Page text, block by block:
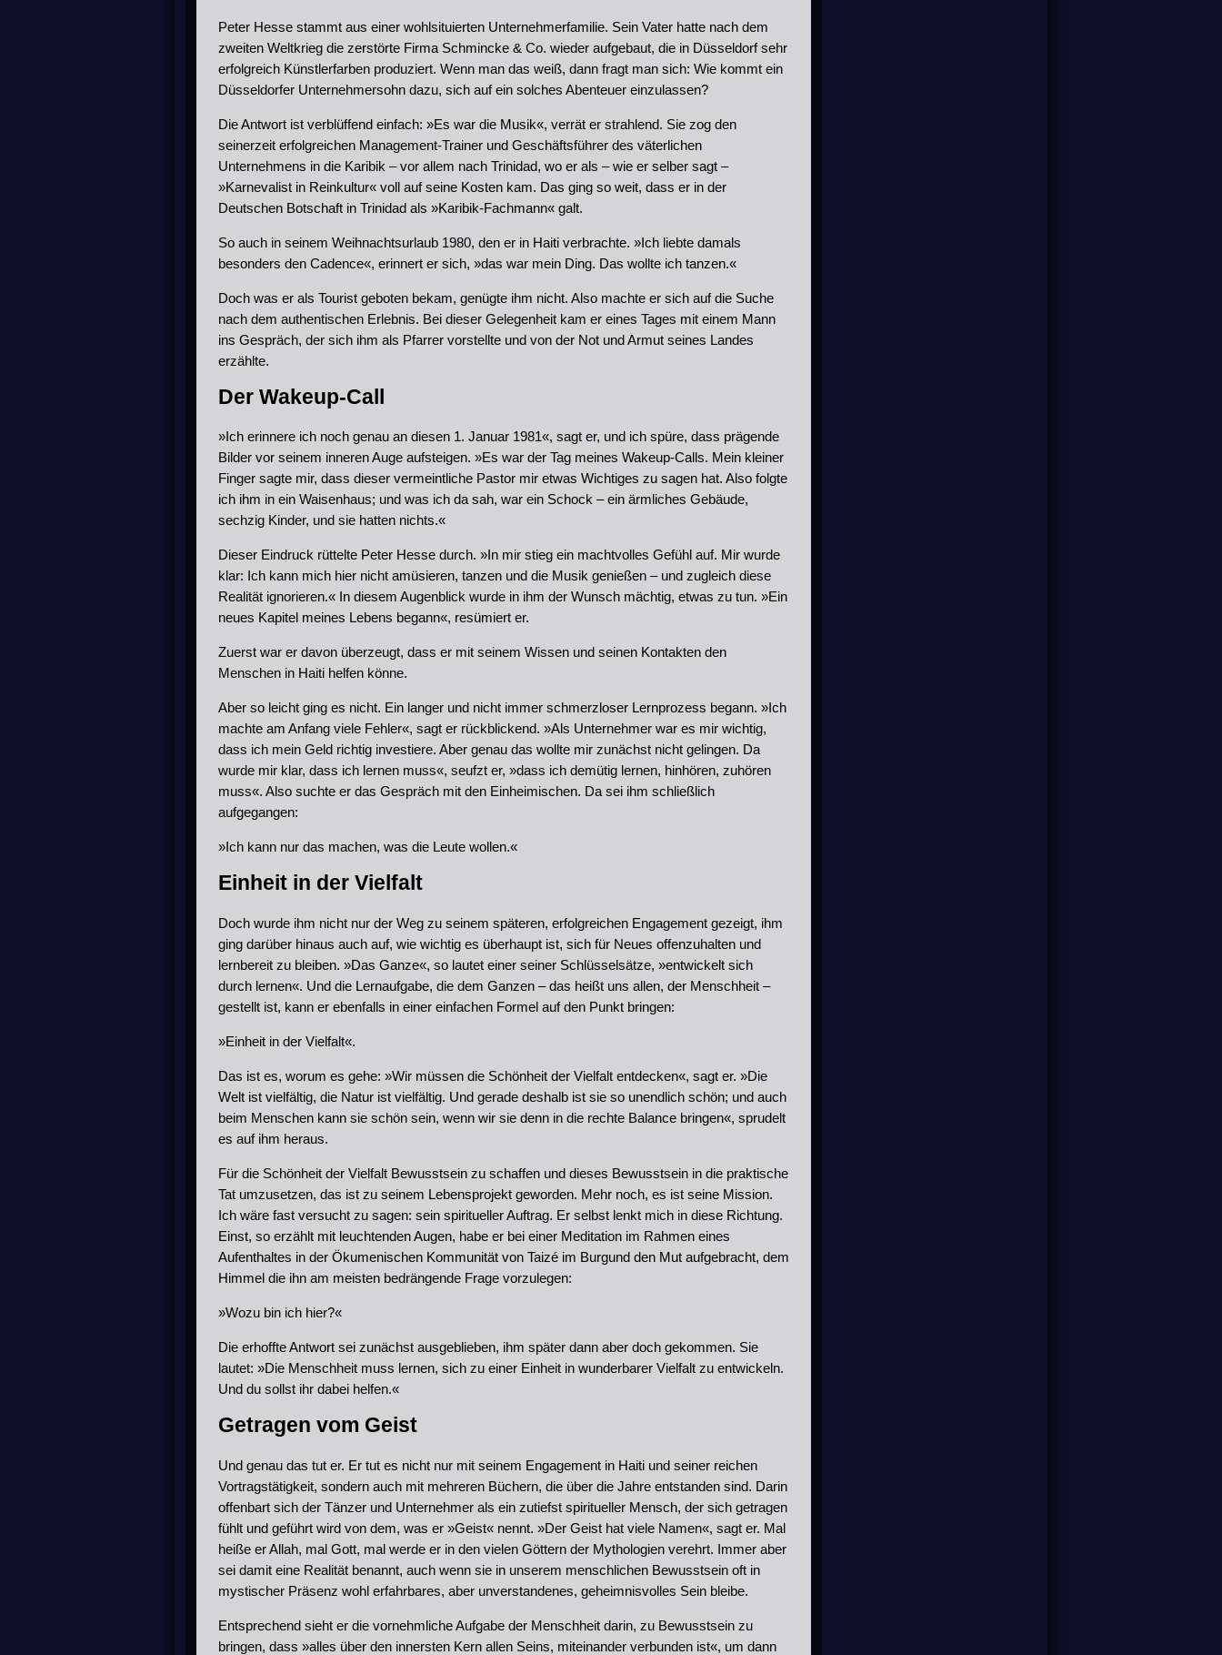
Peter Hesse stammt aus einer wohlsituierten Unternehmerfamilie. Sein Vater hatte nach dem
zweiten Weltkrieg die zerstörte Firma Schmincke & Co. wieder aufgebaut, die in Düsseldorf sehr
erfolgreich Künstlerfarben produziert. Wenn man das weiß, dann fragt man sich: Wie kommt ein
Düsseldorfer Unternehmersohn dazu, sich auf ein solches Abenteuer einzulassen?
Die Antwort ist verblüffend einfach: »Es war die Musik«, verrät er strahlend. Sie zog den
seinerzeit erfolgreichen Management-Trainer und Geschäftsführer des väterlichen
Unternehmens in die Karibik – vor allem nach Trinidad, wo er als – wie er selber sagt –
»Karnevalist in Reinkultur« voll auf seine Kosten kam. Das ging so weit, dass er in der
Deutschen Botschaft in Trinidad als »Karibik-Fachmann« galt.
So auch in seinem Weihnachtsurlaub 1980, den er in Haiti verbrachte. »Ich liebte damals
besonders den Cadence«, erinnert er sich, »das war mein Ding. Das wollte ich tanzen.«
Doch was er als Tourist geboten bekam, genügte ihm nicht. Also machte er sich auf die Suche
nach dem authentischen Erlebnis. Bei dieser Gelegenheit kam er eines Tages mit einem Mann
ins Gespräch, der sich ihm als Pfarrer vorstellte und von der Not und Armut seines Landes
erzählte.
Der Wakeup-Call
»Ich erinnere ich noch genau an diesen 1. Januar 1981«, sagt er, und ich spüre, dass prägende
Bilder vor seinem inneren Auge aufsteigen. »Es war der Tag meines Wakeup-Calls. Mein kleiner
Finger sagte mir, dass dieser vermeintliche Pastor mir etwas Wichtiges zu sagen hat. Also folgte
ich ihm in ein Waisenhaus; und was ich da sah, war ein Schock – ein ärmliches Gebäude,
sechzig Kinder, und sie hatten nichts.«
Dieser Eindruck rüttelte Peter Hesse durch. »In mir stieg ein machtvolles Gefühl auf. Mir wurde
klar: Ich kann mich hier nicht amüsieren, tanzen und die Musik genießen – und zugleich diese
Realität ignorieren.« In diesem Augenblick wurde in ihm der Wunsch mächtig, etwas zu tun. »Ein
neues Kapitel meines Lebens begann«, resümiert er.
Zuerst war er davon überzeugt, dass er mit seinem Wissen und seinen Kontakten den
Menschen in Haiti helfen könne.
Aber so leicht ging es nicht. Ein langer und nicht immer schmerzloser Lernprozess begann. »Ich
machte am Anfang viele Fehler«, sagt er rückblickend. »Als Unternehmer war es mir wichtig,
dass ich mein Geld richtig investiere. Aber genau das wollte mir zunächst nicht gelingen. Da
wurde mir klar, dass ich lernen muss«, seufzt er, »dass ich demütig lernen, hinhören, zuhören
muss«. Also suchte er das Gespräch mit den Einheimischen. Da sei ihm schließlich
aufgegangen:
»Ich kann nur das machen, was die Leute wollen.«
Einheit in der Vielfalt
Doch wurde ihm nicht nur der Weg zu seinem späteren, erfolgreichen Engagement gezeigt, ihm
ging darüber hinaus auch auf, wie wichtig es überhaupt ist, sich für Neues offenzuhalten und
lernbereit zu bleiben. »Das Ganze«, so lautet einer seiner Schlüsselsätze, »entwickelt sich
durch lernen«. Und die Lernaufgabe, die dem Ganzen – das heißt uns allen, der Menschheit –
gestellt ist, kann er ebenfalls in einer einfachen Formel auf den Punkt bringen:
»Einheit in der Vielfalt«.
Das ist es, worum es gehe: »Wir müssen die Schönheit der Vielfalt entdecken«, sagt er. »Die
Welt ist vielfältig, die Natur ist vielfältig. Und gerade deshalb ist sie so unendlich schön; und auch
beim Menschen kann sie schön sein, wenn wir sie denn in die rechte Balance bringen«, sprudelt
es auf ihm heraus.
Für die Schönheit der Vielfalt Bewusstsein zu schaffen und dieses Bewusstsein in die praktische
Tat umzusetzen, das ist zu seinem Lebensprojekt geworden. Mehr noch, es ist seine Mission.
Ich wäre fast versucht zu sagen: sein spiritueller Auftrag. Er selbst lenkt mich in diese Richtung.
Einst, so erzählt mit leuchtenden Augen, habe er bei einer Meditation im Rahmen eines
Aufenthaltes in der Ökumenischen Kommunität von Taizé im Burgund den Mut aufgebracht, dem
Himmel die ihn am meisten bedrängende Frage vorzulegen:
»Wozu bin ich hier?«
Die erhoffte Antwort sei zunächst ausgeblieben, ihm später dann aber doch gekommen. Sie
lautet: »Die Menschheit muss lernen, sich zu einer Einheit in wunderbarer Vielfalt zu entwickeln.
Und du sollst ihr dabei helfen.«
Getragen vom Geist
Und genau das tut er. Er tut es nicht nur mit seinem Engagement in Haiti und seiner reichen
Vortragstätigkeit, sondern auch mit mehreren Büchern, die über die Jahre entstanden sind. Darin
offenbart sich der Tänzer und Unternehmer als ein zutiefst spiritueller Mensch, der sich getragen
fühlt und geführt wird von dem, was er »Geist« nennt. »Der Geist hat viele Namen«, sagt er. Mal
heiße er Allah, mal Gott, mal werde er in den vielen Göttern der Mythologien verehrt. Immer aber
sei damit eine Realität benannt, auch wenn sie in unserem menschlichen Bewusstsein oft in
mystischer Präsenz wohl erfahrbares, aber unverstandenes, geheimnisvolles Sein bleibe.
Entsprechend sieht er die vornehmliche Aufgabe der Menschheit darin, zu Bewusstsein zu
bringen, dass »alles über den innersten Kern allen Seins, miteinander verbunden ist«, um dann